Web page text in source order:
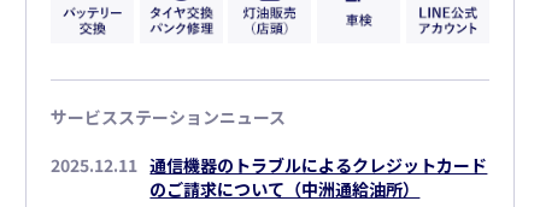
サービスステーションニュース
2025.12.11 通信機器のトラブルによるクレジットカード
のご請求について（中洲通給油所）